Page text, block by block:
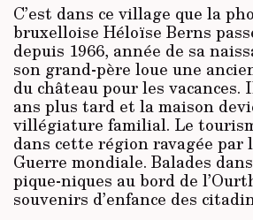
C’est dans ce village que la
bruxelloise Héloïse Berns
depuis 1966, année de sa
son grand-père loue une
du château pour les vacances.
ans plus tard et la maison
villégiature familial. Le
dans cette région ravagée par
Guerre mondiale. Balades
pique-niques au bord de
souvenirs d’enfance des